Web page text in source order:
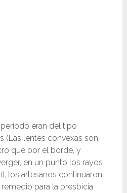
eran del tipo
(Las lentes convexas son
que por el borde, y
en un punto los rayos
los artesanos continuaron
para la presbicia